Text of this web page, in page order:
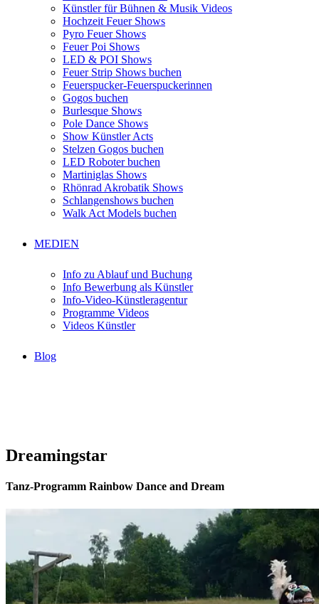
Künstler für Bühnen & Musik Videos
Hochzeit Feuer Shows
Pyro Feuer Shows
Feuer Poi Shows
LED & POI Shows
Feuer Strip Shows buchen
Feuerspucker-Feuerspuckerinnen
Gogos buchen
Burlesque Shows
Pole Dance Shows
Show Künstler Acts
Stelzen Gogos buchen
LED Roboter buchen
Martiniglas Shows
Rhönrad Akrobatik Shows
Schlangenshows buchen
Walk Act Models buchen
MEDIEN
Info zu Ablauf und Buchung
Info Bewerbung als Künstler
Info-Video-Künstleragentur
Programme Videos
Videos Künstler
Blog
Dreamingstar
Tanz-Programm Rainbow Dance and Dream